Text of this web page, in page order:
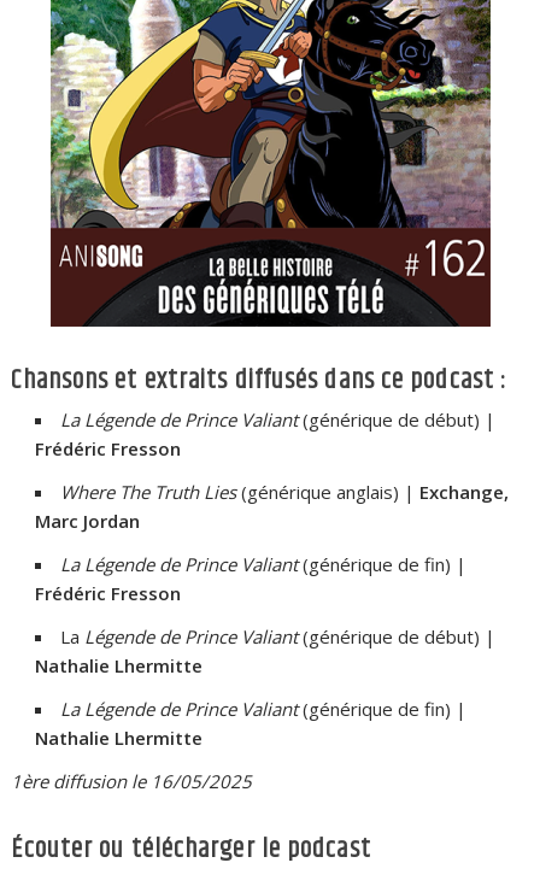
Chansons et extraits diffusés dans ce podcast :
La Légende de Prince Valiant(générique de début) |
Frédéric Fresson
Where The Truth Lies(générique anglais) | Exchange,
Marc Jordan
La Légende de Prince Valiant(générique de fin) |
Frédéric Fresson
La Légende de Prince Valiant(générique de début) |
Nathalie Lhermitte
La Légende de Prince Valiant(générique de fin) |
Nathalie Lhermitte
1ère diffusion le 16/05/2025
Écouter ou télécharger le podcast